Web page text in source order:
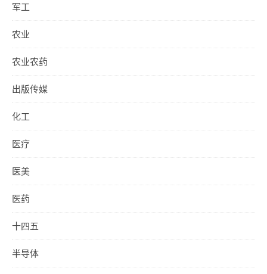
军工
农业
农业农药
出版传媒
化工
医疗
医美
医药
十四五
半导体